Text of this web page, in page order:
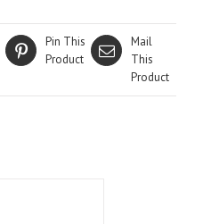
Pin This
Product
Mail
This
Product